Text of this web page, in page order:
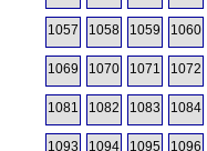
1057 1058 1059 1060
1069 1070 1071 1072
1081 1082 1083 1084
1093 1094 1095 1096